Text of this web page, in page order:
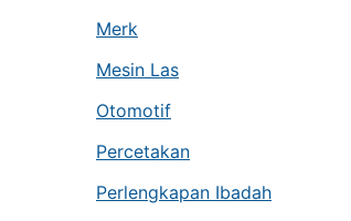
Merk
Mesin Las
Otomotif
Percetakan
Perlengkapan Ibadah